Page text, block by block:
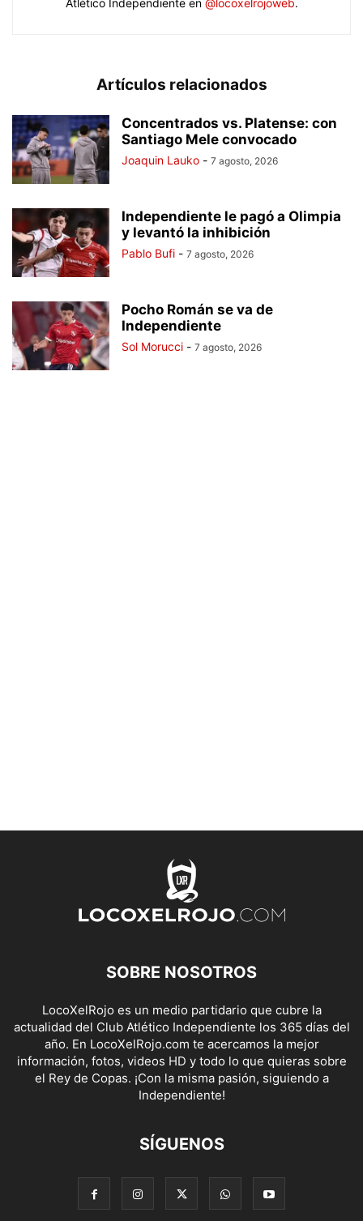
Atlético Independiente en @locoxelrojoweb.
Artículos relacionados
Concentrados vs. Platense: con
Santiago Mele convocado
Joaquin Lauko - 7 agosto, 2026
Independiente le pagó a Olimpia
y levantó la inhibición
Pablo Bufi - 7 agosto, 2026
Pocho Román se va de
Independiente
Sol Morucci - 7 agosto, 2026
SOBRE NOSOTROS
LocoXelRojo es un medio partidario que cubre la
actualidad del Club Atlético Independiente los 365 días del
año. En LocoXelRojo.com te acercamos la mejor
información, fotos, videos HD y todo lo que quieras sobre
el Rey de Copas. ¡Con la misma pasión, siguiendo a
Independiente!
SÍGUENOS